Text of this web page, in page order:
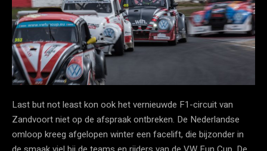
Last but not least kon ook het vernieuwde F1-circuit van
Zandvoort niet op de afspraak ontbreken. De Nederlandse
omloop kreeg afgelopen winter een facelift, die bijzonder in